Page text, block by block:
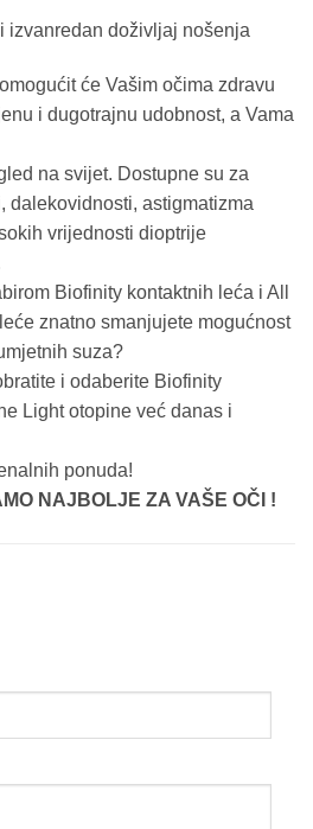
izvanredan doživljaj nošenja
će Vašim očima zdravu
i dugotrajnu udobnost, a Vama
na svijet. Dostupne su za
dalekovidnosti, astigmatizma
vrijednosti dioptrije
Biofinity kontaktnih leća i All
znatno smanjujete mogućnost
suza?
i odaberite Biofinity
Light otopine već danas i
ponuda!
NAJBOLJE ZA VAŠE OČI !